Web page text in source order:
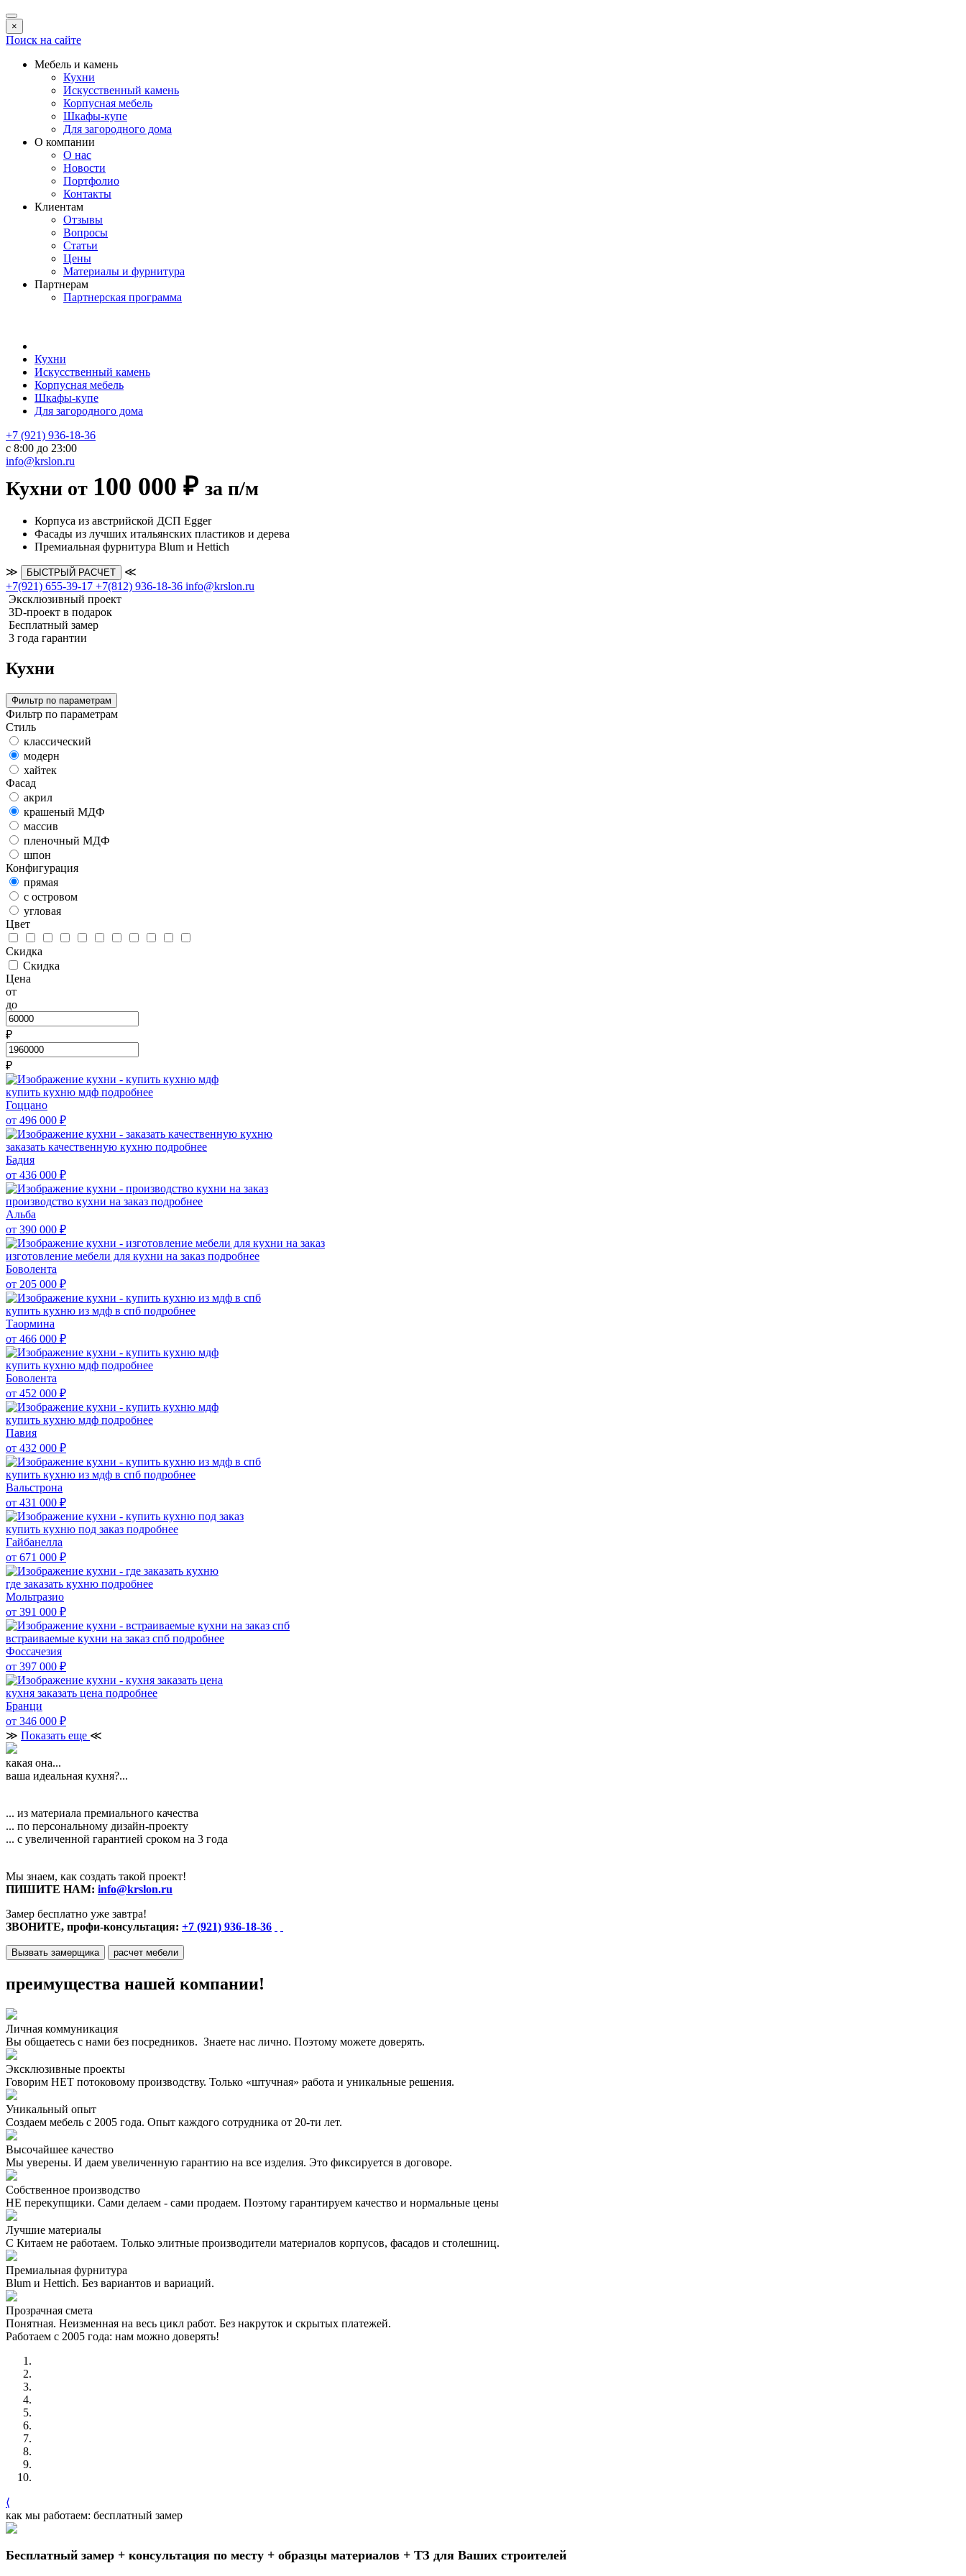
×
Поиск на сайте
Мебель и камень
Кухни
Искусственный камень
Корпусная мебель
Шкафы-купе
Для загородного дома
О компании
О нас
Новости
Портфолио
Контакты
Клиентам
Отзывы
Вопросы
Статьи
Цены
Материалы и фурнитура
Партнерам
Партнерская программа
Кухни
Искусственный камень
Корпусная мебель
Шкафы-купе
Для загородного дома
+7 (921) 936-18-36
с 8:00 до 23:00
info@krslon.ru
Кухни от 100 000 ₽ за п/м
Корпуса из австрийской ДСП Egger
Фасады из лучших итальянских пластиков и дерева
Премиальная фурнитура Blum и Hettich
≫ БЫСТРЫЙ РАСЧЕТ
≪
+7(921) 655-39-17 +7(812) 936-18-36 info@krslon.ru
Эксклюзивный проект
3D-проект в подарок
Бесплатный замер
3 года гарантии
Кухни
Фильтр по параметрам
Фильтр по параметрам
Стиль
классический
модерн
хайтек
Фасад
акрил
крашеный МДФ
массив
пленочный МДФ
шпон
Конфигурация
прямая
с островом
угловая
Цвет
Скидка
Скидка
Цена
от
до
₽
₽
купить кухню мдф подробнее
Гоццано
от 496 000 ₽
заказать качественную кухню подробнее
Бадия
от 436 000 ₽
производство кухни на заказ подробнее
Альба
от 390 000 ₽
изготовление мебели для кухни на заказ подробнее
Боволента
от 205 000 ₽
купить кухню из мдф в спб подробнее
Таормина
от 466 000 ₽
купить кухню мдф подробнее
Боволента
от 452 000 ₽
купить кухню мдф подробнее
Павия
от 432 000 ₽
купить кухню из мдф в спб подробнее
Вальстрона
от 431 000 ₽
купить кухню под заказ подробнее
Гайбанелла
от 671 000 ₽
где заказать кухню подробнее
Мольтразио
от 391 000 ₽
встраиваемые кухни на заказ спб подробнее
Фоссачезия
от 397 000 ₽
кухня заказать цена подробнее
Бранци
от 346 000 ₽
≫ Показать еще ≪
какая она...
ваша идеальная кухня?...
... из материала премиального качества
... по персональному дизайн-проекту
... с увеличенной гарантией сроком на 3 года
Мы знаем, как создать такой проект!
ПИШИТЕ НАМ: info@krslon.ru
Замер бесплатно уже завтра!
ЗВОНИТЕ, профи-консультация: +7 (921) 936-18-36
Вызвать замерщика расчет мебели
преимущества нашей компании!
Личная коммуникация
Вы общаетесь с нами без посредников. Знаете нас лично. Поэтому можете доверять.
Эксклюзивные проекты
Говорим НЕТ потоковому производству. Только «штучная» работа и уникальные решения.
Уникальный опыт
Создаем мебель с 2005 года. Опыт каждого сотрудника от 20-ти лет.
Высочайшее качество
Мы уверены. И даем увеличенную гарантию на все изделия. Это фиксируется в договоре.
Собственное производство
НЕ перекупщики. Сами делаем - сами продаем. Поэтому гарантируем качество и нормальные цены
Лучшие материалы
С Китаем не работаем. Только элитные производители материалов корпусов, фасадов и столешниц.
Премиальная фурнитура
Blum и Hettich. Без вариантов и вариаций.
Прозрачная смета
Понятная. Неизменная на весь цикл работ. Без накруток и скрытых платежей.
Работаем с 2005 года: нам можно доверять!
⟨
как мы работаем: бесплатный замер
Бесплатный замер + консультация по месту + образцы материалов + ТЗ для Ваших строителей